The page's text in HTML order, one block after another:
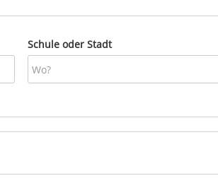
Schule oder Stadt